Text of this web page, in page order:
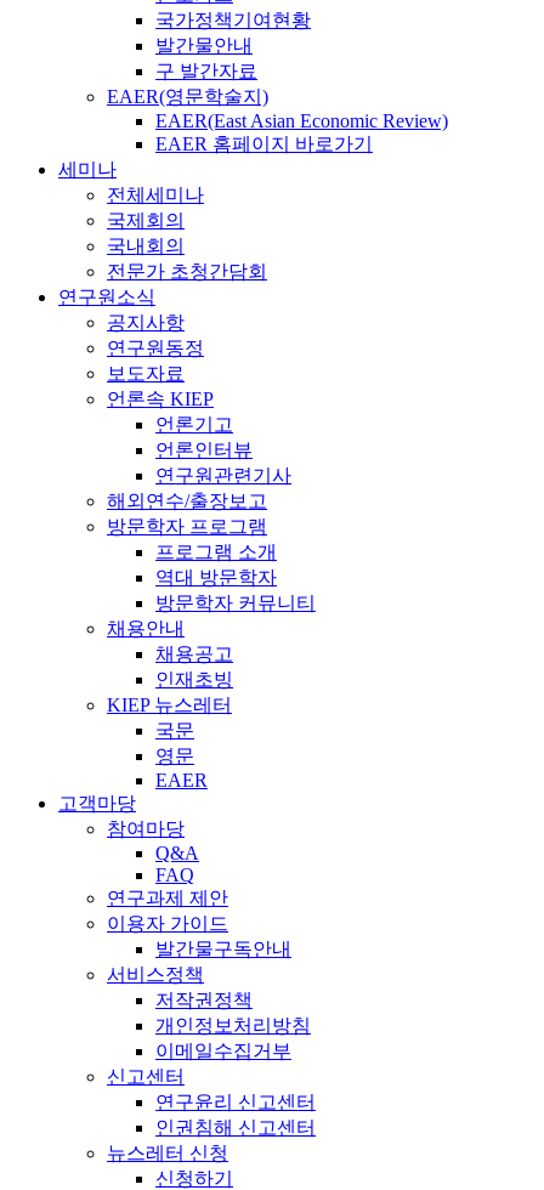
국가정책기여현황
발간물안내
구 발간자료
EAER(영문학술지)
EAER(East Asian Economic Review)
EAER 홈페이지 바로가기
세미나
전체세미나
국제회의
국내회의
전문가 초청간담회
연구원소식
공지사항
연구원동정
보도자료
언론속 KIEP
언론기고
언론인터뷰
연구원관련기사
해외연수/출장보고
방문학자 프로그램
프로그램 소개
역대 방문학자
방문학자 커뮤니티
채용안내
채용공고
인재초빙
KIEP 뉴스레터
국문
영문
EAER
고객마당
참여마당
Q&A
FAQ
연구과제 제안
이용자 가이드
발간물구독안내
서비스정책
저작권정책
개인정보처리방침
이메일수집거부
신고센터
연구윤리 신고센터
인권침해 신고센터
뉴스레터 신청
신청하기